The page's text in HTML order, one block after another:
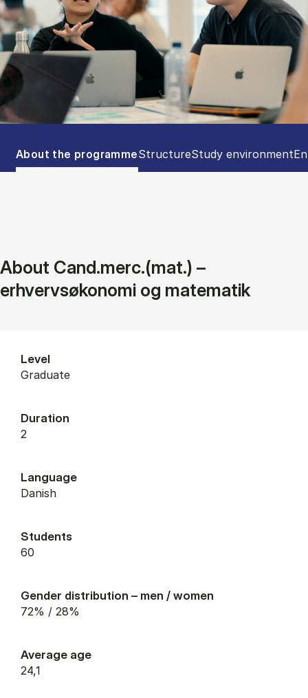
Tablist controls
Show panel
About the programmeShow panel
StructureShow panel
Study environment
About Cand.merc.(mat.) –
erhvervsøkonomi og matematik
Level
graduate
Duration
2
Language
Danish
Students
60
Gender distribution – men / women
72% / 28%
Average age
24,1